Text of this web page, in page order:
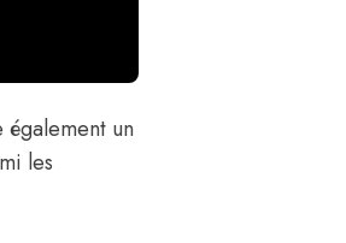
également un
les